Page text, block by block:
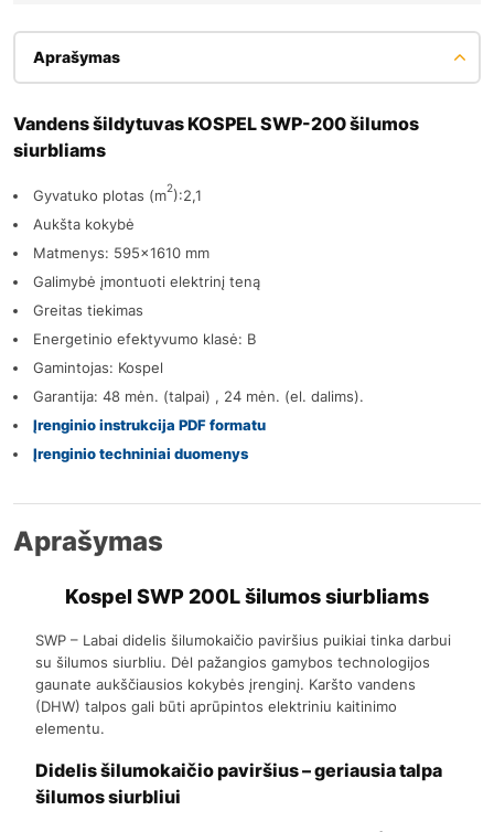
Aprašymas
Vandens šildytuvas KOSPEL SWP-200 šilumos
siurbliams
Gyvatuko plotas (m2):2,1
Aukšta kokybė
Matmenys: 595x1610 mm
Galimybė įmontuoti elektrinį teną
Greitas tiekimas
Energetinio efektyvumo klasė: B
Gamintojas: Kospel
Garantija: 48 mėn. (talpai) , 24 mėn. (el. dalims).
Įrenginio instrukcija PDF formatu
Įrenginio techniniai duomenys
Aprašymas
Kospel SWP 200L šilumos siurbliams
SWP – Labai didelis šilumokaičio paviršius puikiai tinka darbui
su šilumos siurbliu. Dėl pažangios gamybos technologijos
gaunate aukščiausios kokybės įrenginį. Karšto vandens
(DHW) talpos gali būti aprūpintos elektriniu kaitinimo
elementu.
Didelis šilumokaičio paviršius – geriausia talpa
šilumos siurbliui